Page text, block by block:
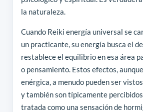
la naturaleza.
Cuando Reiki energía universal se
un practicante, su energía busca el
restablece el equilibrio en esa área
o pensamiento. Estos efectos,
enérgica, a menudo pueden ser
y también son típicamente
tratada como una sensación de